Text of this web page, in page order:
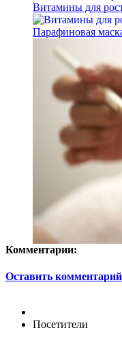
Витамины для
Парафиновая
Комментарии:
Оставить комментарий
Посетители